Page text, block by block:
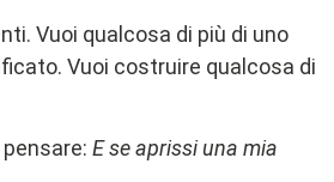
Vuoi qualcosa di più di uno
Vuoi costruire qualcosa di
E se aprissi una mia